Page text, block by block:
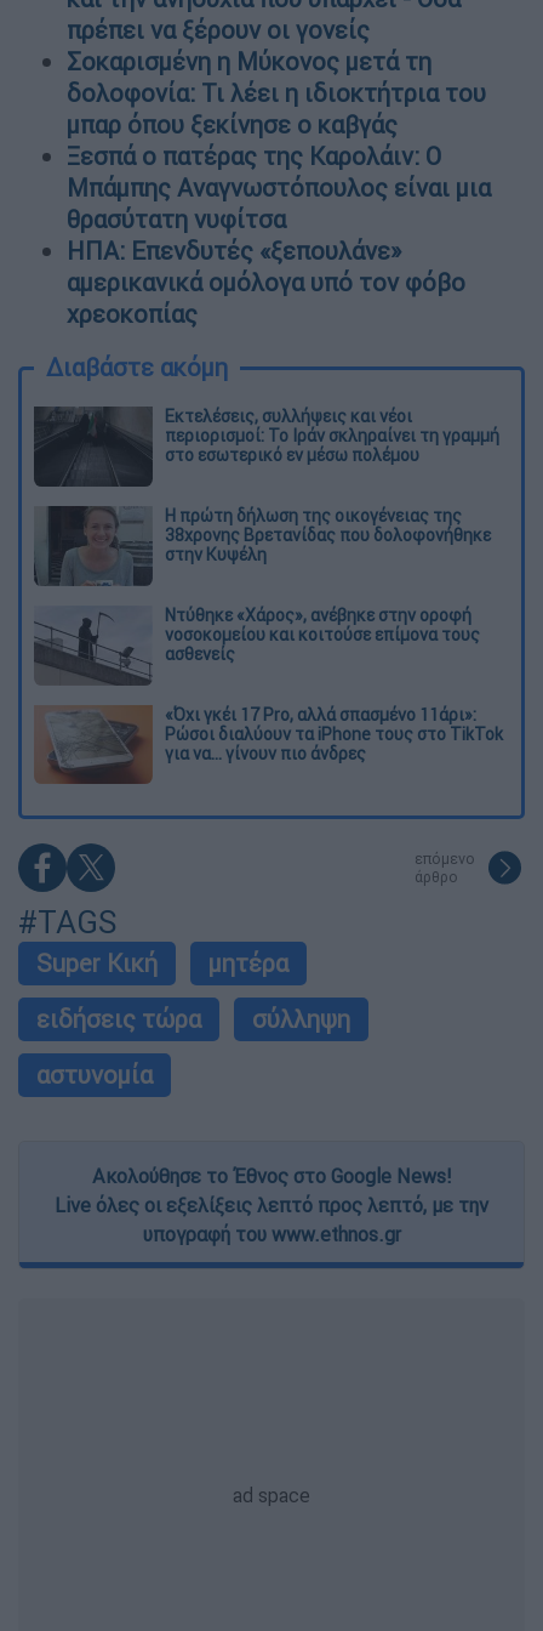
πρέπει να ξέρουν οι γονείς
Σοκαρισμένη η Μύκονος μετά τη
δολοφονία: Τι λέει η ιδιοκτήτρια του
μπαρ όπου ξεκίνησε ο καβγάς
Ξεσπά ο πατέρας της Καρολάιν: Ο
Μπάμπης Αναγνωστόπουλος είναι μια
θρασύτατη νυφίτσα
ΗΠΑ: Επενδυτές «ξεπουλάνε»
αμερικανικά ομόλογα υπό τον φόβο
χρεοκοπίας
Διαβάστε ακόμη
Εκτελέσεις, συλλήψεις και νέοι
περιορισμοί: Το Ιράν σκληραίνει τη γραμμή
στο εσωτερικό εν μέσω πολέμου
Η πρώτη δήλωση της οικογένειας της
38χρονης Βρετανίδας που δολοφονήθηκε
στην Κυψέλη
Ντύθηκε «Χάρος», ανέβηκε στην οροφή
νοσοκομείου και κοιτούσε επίμονα τους
ασθενείς
«Όχι γκέι 17 Pro, αλλά σπασμένο 11άρι»:
Ρώσοι διαλύουν τα iPhone τους στο TikTok
για να... γίνουν πιο άνδρες
επόμενο
άρθρο
#TAGS
Super Κική
μητέρα
ειδήσεις τώρα
σύλληψη
αστυνομία
Ακολούθησε το Έθνος στο Google News!
Live όλες οι εξελίξεις λεπτό προς λεπτό, με την
υπογραφή του www.ethnos.gr